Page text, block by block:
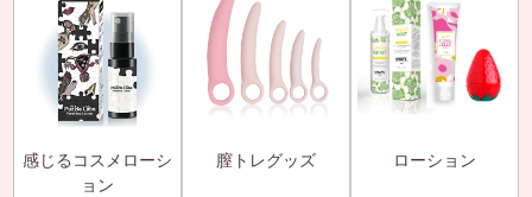
感じるコスメローシ
ョン
膣トレグッズ ローション